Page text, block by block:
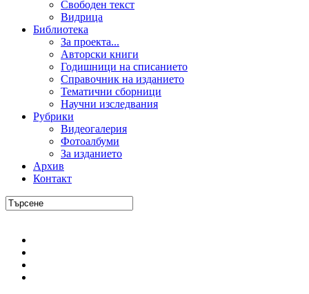
Свободен текст
Видрица
Библиотека
За проекта...
Авторски книги
Годишници на списанието
Справочник на изданието
Тематични сборници
Научни изследвания
Рубрики
Видеогалерия
Фотоалбуми
За изданието
Архив
Контакт